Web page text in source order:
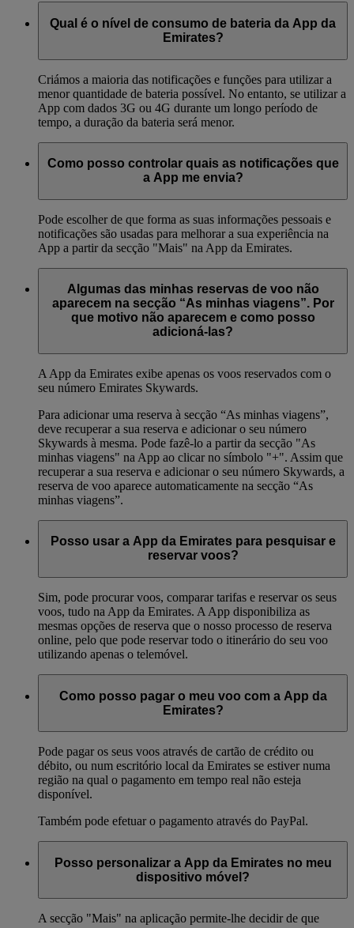
Qual é o nível de consumo de bateria da App da
Emirates?
Criámos a maioria das notificações e funções para utilizar a
menor quantidade de bateria possível. No entanto, se utilizar a
App com dados 3G ou 4G durante um longo período de
tempo, a duração da bateria será menor.
Como posso controlar quais as notificações que
a App me envia?
Pode escolher de que forma as suas informações pessoais e
notificações são usadas para melhorar a sua experiência na
App a partir da secção "Mais" na App da Emirates.
Algumas das minhas reservas de voo não
aparecem na secção “As minhas viagens”. Por
que motivo não aparecem e como posso
adicioná-las?
A App da Emirates exibe apenas os voos reservados com o
seu número Emirates Skywards.
Para adicionar uma reserva à secção “As minhas viagens”,
deve recuperar a sua reserva e adicionar o seu número
Skywards à mesma. Pode fazê-lo a partir da secção "As
minhas viagens" na App ao clicar no símbolo "+". Assim que
recuperar a sua reserva e adicionar o seu número Skywards, a
reserva de voo aparece automaticamente na secção “As
minhas viagens”.
Posso usar a App da Emirates para pesquisar e
reservar voos?
Sim, pode procurar voos, comparar tarifas e reservar os seus
voos, tudo na App da Emirates. A App disponibiliza as
mesmas opções de reserva que o nosso processo de reserva
online, pelo que pode reservar todo o itinerário do seu voo
utilizando apenas o telemóvel.
Como posso pagar o meu voo com a App da
Emirates?
Pode pagar os seus voos através de cartão de crédito ou
débito, ou num escritório local da Emirates se estiver numa
região na qual o pagamento em tempo real não esteja
disponível.
Também pode efetuar o pagamento através do PayPal.
Posso personalizar a App da Emirates no meu
dispositivo móvel?
A secção "Mais" na aplicação permite-lhe decidir de que